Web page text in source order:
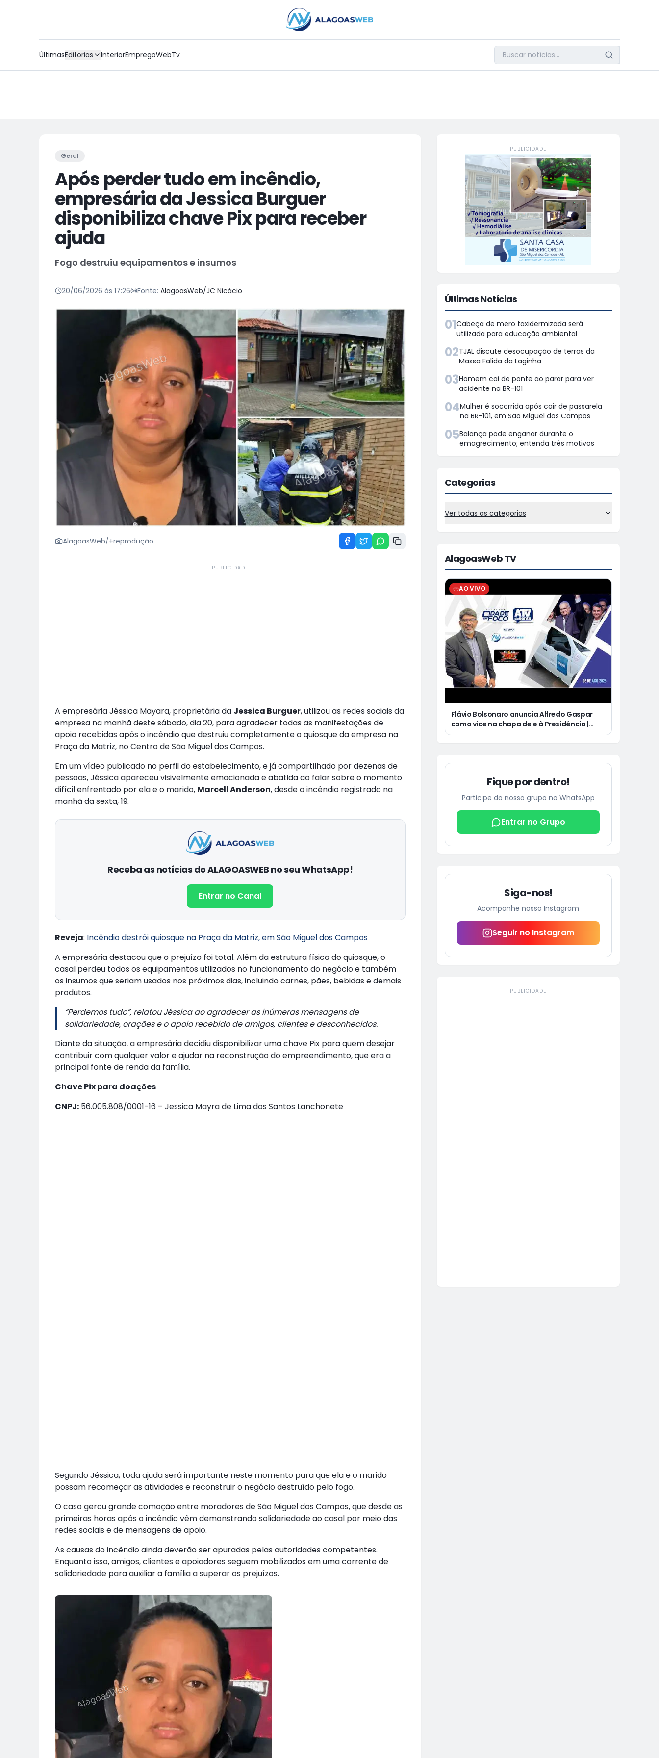
ÚltimasEditorias InteriorEmpregoWebTv
PUBLICIDADE
Geral
Após perder tudo em incêndio,
empresária da Jessica Burguer
disponibiliza chave Pix para receber
ajuda
Fogo destruiu equipamentos e insumos
20/06/2026 às 17:26 Fonte: AlagoasWeb/JC Nicácio
AlagoasWeb/+reprodução
PUBLICIDADE
A empresária Jéssica Mayara, proprietária da Jessica Burguer, utilizou as redes sociais da
empresa na manhã deste sábado, dia 20, para agradecer todas as manifestações de
apoio recebidas após o incêndio que destruiu completamente o quiosque da empresa na
Praça da Matriz, no Centro de São Miguel dos Campos.
Em um vídeo publicado no perfil do estabelecimento, e já compartilhado por dezenas de
pessoas, Jéssica apareceu visivelmente emocionada e abatida ao falar sobre o momento
difícil enfrentado por ela e o marido, Marcell Anderson, desde o incêndio registrado na
manhã da sexta, 19.
Receba as notícias do ALAGOASWEB no seu WhatsApp!
Entrar no Canal
Reveja: Incêndio destrói quiosque na Praça da Matriz, em São Miguel dos Campos
A empresária destacou que o prejuízo foi total. Além da estrutura física do quiosque, o
casal perdeu todos os equipamentos utilizados no funcionamento do negócio e também
os insumos que seriam usados nos próximos dias, incluindo carnes, pães, bebidas e demais
produtos.
“Perdemos tudo”, relatou Jéssica ao agradecer as inúmeras mensagens de
solidariedade, orações e o apoio recebido de amigos, clientes e desconhecidos.
Diante da situação, a empresária decidiu disponibilizar uma chave Pix para quem desejar
contribuir com qualquer valor e ajudar na reconstrução do empreendimento, que era a
principal fonte de renda da família.
Chave Pix para doações
CNPJ: 56.005.808/0001-16 – Jessica Mayra de Lima dos Santos Lanchonete
Segundo Jéssica, toda ajuda será importante neste momento para que ela e o marido
possam recomeçar as atividades e reconstruir o negócio destruído pelo fogo.
O caso gerou grande comoção entre moradores de São Miguel dos Campos, que desde as
primeiras horas após o incêndio vêm demonstrando solidariedade ao casal por meio das
redes sociais e de mensagens de apoio.
As causas do incêndio ainda deverão ser apuradas pelas autoridades competentes.
Enquanto isso, amigos, clientes e apoiadores seguem mobilizados em uma corrente de
solidariedade para auxiliar a família a superar os prejuízos.
PUBLICIDADE
Últimas Notícias
01Cabeça de mero taxidermizada será
utilizada para educação ambiental
02TJAL discute desocupação de terras da
Massa Falida da Laginha
03Homem cai de ponte ao parar para ver
acidente na BR-101
04Mulher é socorrida após cair de passarela
na BR-101, em São Miguel dos Campos
05Balança pode enganar durante o
emagrecimento; entenda três motivos
Categorias
Ver todas as categorias
AlagoasWeb TV
AO VIVO
Flávio Bolsonaro anuncia Alfredo Gaspar
como vice na chapa dele à Presidência |
Justiça condena Equatorial a pagar R$ 3 mil
Fique por dentro!
Participe do nosso grupo no WhatsApp
Entrar no Grupo
Siga-nos!
Acompanhe nosso Instagram
Seguir no Instagram
PUBLICIDADE